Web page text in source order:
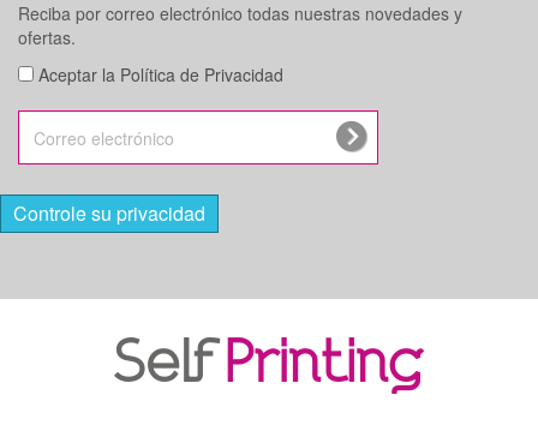
Reciba por correo electrónico todas nuestras novedades y
ofertas.
Aceptar la Política de Privacidad
Controle su privacidad